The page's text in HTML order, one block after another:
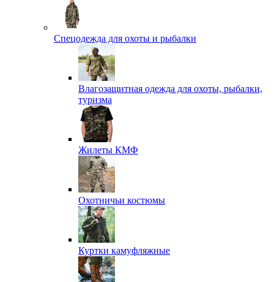
Спецодежда для охоты и рыбалки
Влагозащитная одежда для охоты, рыбалки,
туризма
Жилеты КМФ
Охотничьи костюмы
Куртки камуфляжные